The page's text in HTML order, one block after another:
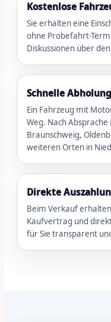
Kostenlose
Sie erhalten eine
ohne Probefahrt-
Diskussionen über
Schnelle Abholung
Ein Fahrzeug mit
Weg. Nach
Braunschweig,
weiteren Orten in
Direkte
Beim Verkauf
Kaufvertrag und
für Sie transparent